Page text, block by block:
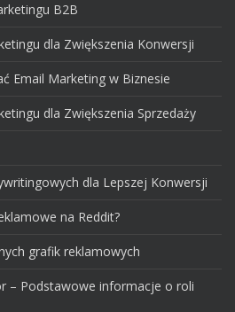
B2B
dla Zwiększenia Konwersji
Email Marketing w Biznesie
dla Zwiększenia Sprzedaży
dla Lepszej Konwersji
na Reddit?
grafik reklamowych
– Podstawowe informacje o roli